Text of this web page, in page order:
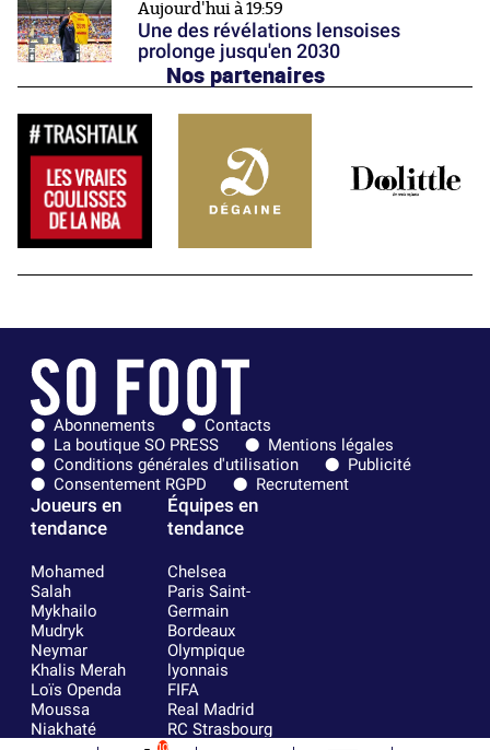
Aujourd'hui à 19:59
Une des révélations lensoises
prolonge jusqu'en 2030
Nos partenaires
Abonnements
Contacts
La boutique SO PRESS
Mentions légales
Conditions générales d'utilisation
Publicité
Consentement RGPD
Recrutement
Joueurs en
tendance
Mohamed
Salah
Mykhailo
Mudryk
Neymar
Khalis Merah
Loïs Openda
Moussa
Niakhaté
Équipes en
tendance
Chelsea
Paris Saint-
Germain
Bordeaux
Olympique
lyonnais
FIFA
Real Madrid
RC Strasbourg